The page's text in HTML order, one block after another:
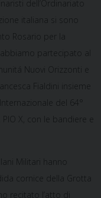
dell’Ordinariato
italiana si sono
Rosario per la
partecipato al
Nuovi Orizzonti e
Fialdini insieme
del 64°
X, con le bandiere e
Militari hanno
cornice della Grotta
recitato l’atto di